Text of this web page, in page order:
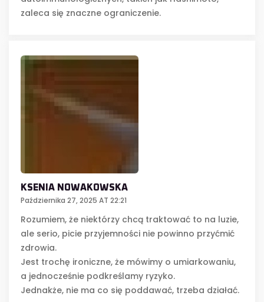
zaleca się znaczne ograniczenie.
KSENIA NOWAKOWSKA
Października 27, 2025 AT 22:21
Rozumiem, że niektórzy chcą traktować to na luzie,
ale serio, picie przyjemności nie powinno przyćmić
zdrowia.
Jest trochę ironiczne, że mówimy o umiarkowaniu,
a jednocześnie podkreślamy ryzyko.
Jednakże, nie ma co się poddawać, trzeba działać.